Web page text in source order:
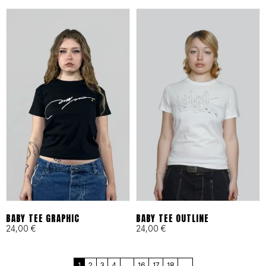
de moda ética y
responsable desde 1993.
Cortes Funcionales:
Ergonomía pensada para
skaters, artistas y mentes
activas que exigen libertad
total.
MÁS QUE UNA MARCA, UN
BABY TEE GRAPHIC
24,00 €
BABY TEE OUTLINE
24,00 €